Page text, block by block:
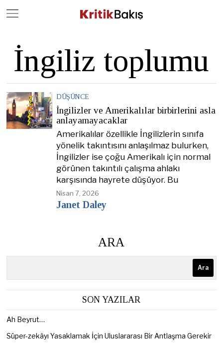
İngiliz toplumu
DÜŞÜNCE
İngilizler ve Amerikalılar birbirlerini asla
anlayamayacaklar
Amerikalılar özellikle İngilizlerin sınıfa
yönelik takıntısını anlaşılmaz bulurken,
İngilizler ise çoğu Amerikalı için normal
görünen takıntılı çalışma ahlakı
karşısında hayrete düşüyor. Bu
Nisan 7, 2026
Janet Daley
ARA
Ara
SON YAZILAR
Ah Beyrut…
Süper-zekâyı Yasaklamak İçin Uluslararası Bir Antlaşma Gerekir